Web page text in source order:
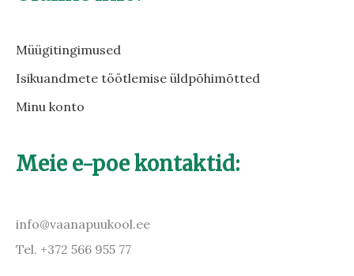
Müügitingimused
Isikuandmete töötlemise üldpõhimõtted
Minu konto
Meie e-poe kontaktid:
info@vaanapuukool.ee
Tel. +372 566 955 77